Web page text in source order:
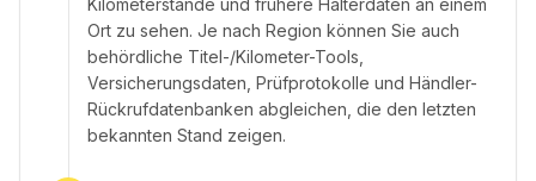
Ort zu sehen. Je nach Region können Sie auch
behördliche Titel-/Kilometer-Tools,
Versicherungsdaten, Prüfprotokolle und Händler-
Rückrufdatenbanken abgleichen, die den letzten
bekannten Stand zeigen.